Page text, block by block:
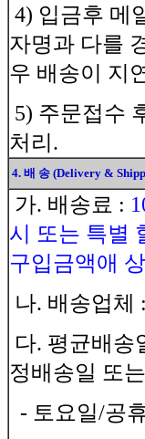
4) 입금후 메
자명과 다를
우 배송이 지
5) 주문접수
처리.
4. 배 송 (Delivery &
가. 배송료 :
시 또는 특별
구입금액애
나. 배송업체
다. 평균배송
정배송일 또
- 토요일/공